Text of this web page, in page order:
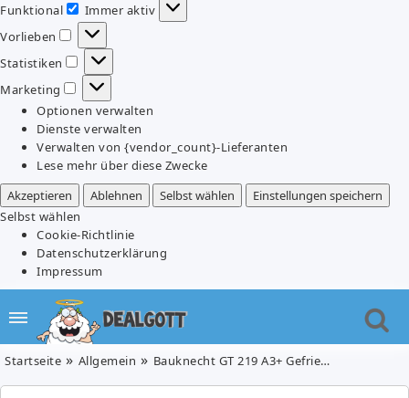
Funktional
Funktional
Immer aktiv
Vorlieben
Vorlieben
Statistiken
Statistiken
Marketing
Marketing
Optionen verwalten
Dienste verwalten
Verwalten von {vendor_count}-Lieferanten
Lese mehr über diese Zwecke
Akzeptieren
Ablehnen Selbst wählen
Einstellungen speichern
Selbst wählen
Cookie-Richtlinie
Datenschutzerklärung
Impressum
Startseite Allgemein Bauknecht GT 219 A3+ Gefriertruhe/ 215 L für 399,00€ (Vergleich: 438,95€)